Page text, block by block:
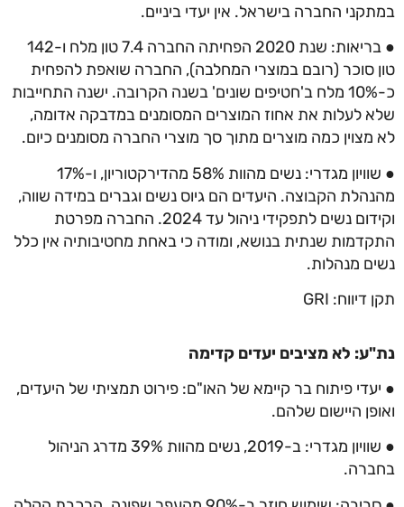
במתקני החברה בישראל. אין יעדי ביניים.
● בריאות: שנת 2020 הפחיתה החברה 7.4 טון מלח ו-142
טון סוכר (רובם במוצרי המחלבה), החברה שואפת להפחית
כ-10% מלח ב'חטיפים שונים' בשנה הקרובה. ישנה התחייבות
שלא לעלות את אחוז המוצרים המסומנים במדבקה אדומה,
לא מצוין כמה מוצרים מתוך סך מוצרי החברה מסומנים כיום.
● שוויון מגדרי: נשים מהוות 58% מהדירקטוריון, ו-17%
מהנהלת הקבוצה. היעדים הם גיוס נשים וגברים במידה שווה,
וקידום נשים לתפקידי ניהול עד 2024. החברה מפרטת
התקדמות שנתית בנושא, ומודה כי באחת מחטיבותיה אין כלל
נשים מנהלות.
תקן דיווח: GRI
נת"ע: לא מציבים יעדים קדימה
● יעדי פיתוח בר קיימא של האו"ם: פירוט תמציתי של היעדים,
ואופן היישום שלהם.
● שוויון מגדרי: ב-2019, נשים מהוות 39% מדרג הניהול
בחברה.